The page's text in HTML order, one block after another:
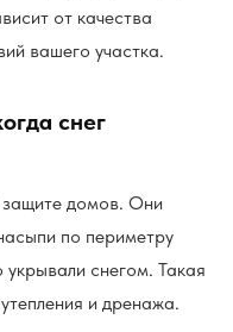
от качества
вашего участка.
снег
защите домов. Они
по периметру
снегом. Такая
и дренажа.